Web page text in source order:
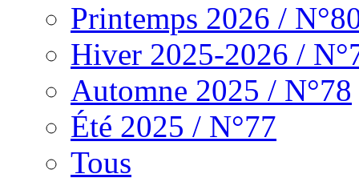
Printemps 2026 /
Hiver 2025-2026 /
Automne 2025 / N°78
Été 2025 / N°77
Tous